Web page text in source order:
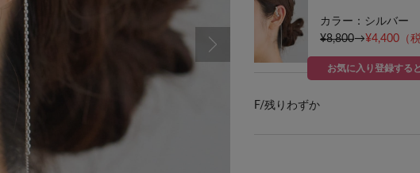
カラー：シルバー
¥8,800→¥4,400 （
F/残りわずか
お気に入り登録する